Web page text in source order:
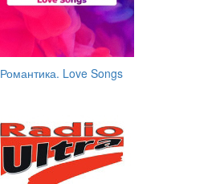
Романтика. Love Songs